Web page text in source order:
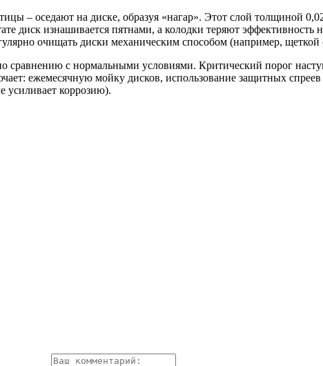
– оседают на диске, образуя «нагар». Этот слой толщиной
диск изнашивается пятнами, а колодки теряют
очищать диски механическим способом (например,
сравнению с нормальными условиями. Критический порог
ежемесячную мойку дисков, использование защитных
усиливает коррозию).